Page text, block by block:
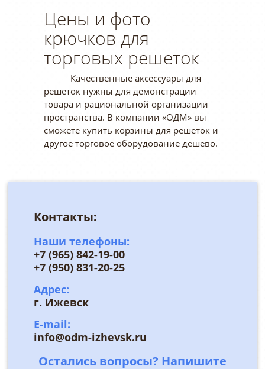
Цены и фото
крючков для
торговых решеток
Качественные аксессуары для
решеток нужны для демонстрации
товара и рациональной организации
пространства. В компании «ОДМ» вы
сможете купить корзины для решеток и
другое торговое оборудование дешево.
Контакты:
Наши телефоны:
+7 (965) 842-19-00
+7 (950) 831-20-25
Адрес:
г. Ижевск
E-mail:
info@odm-izhevsk.ru
Остались вопросы? Напишите